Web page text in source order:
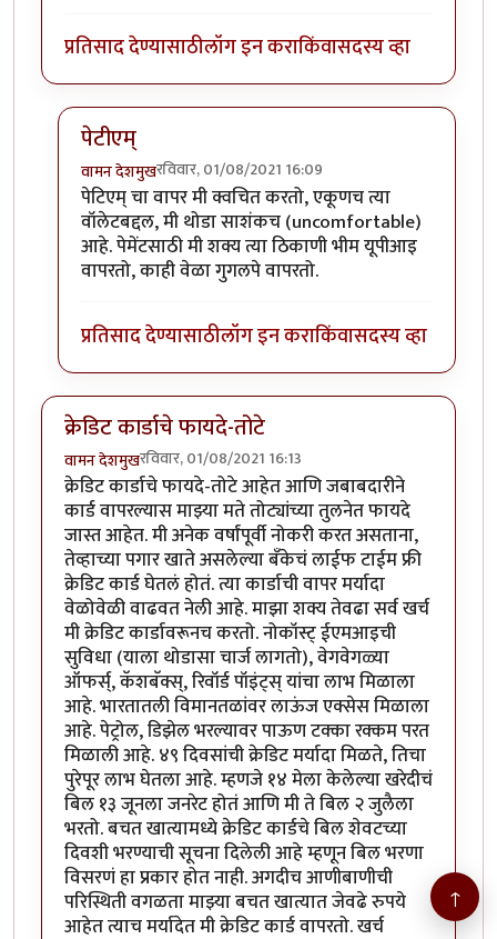
प्रतिसाद देण्यासाठीलॉग इन कराकिंवासदस्य व्हा
पेटीएम्
वामन देशमुखरविवार, 01/08/2021 16:09
In reply toपेटीयम खातं बंद करणे...byप्रा.डॉ.दिलीप बिरुटे
पेटिएम् चा वापर मी क्वचित करतो, एकूणच त्या
वॉलेटबद्दल, मी थोडा साशंकच (uncomfortable)
आहे. पेमेंटसाठी मी शक्य त्या ठिकाणी भीम यूपीआइ
वापरतो, काही वेळा गुगलपे वापरतो.
प्रतिसाद देण्यासाठीलॉग इन कराकिंवासदस्य व्हा
क्रेडिट कार्डाचे फायदे-तोटे
वामन देशमुखरविवार, 01/08/2021 16:13
क्रेडिट कार्डाचे फायदे-तोटे आहेत आणि जबाबदारीने
कार्ड वापरल्यास माझ्या मते तोट्यांच्या तुलनेत फायदे
जास्त आहेत. मी अनेक वर्षांपूर्वी नोकरी करत असताना,
तेव्हाच्या पगार खाते असलेल्या बँकेचं लाईफ टाईम फ्री
क्रेडिट कार्ड घेतलं होतं. त्या कार्डाची वापर मर्यादा
वेळोवेळी वाढवत नेली आहे. माझा शक्य तेवढा सर्व खर्च
मी क्रेडिट कार्डावरूनच करतो. नोकॉस्ट् ईएमआइची
सुविधा (याला थोडासा चार्ज लागतो), वेगवेगळ्या
ऑफर्स्, कॅशबॅक्स्, रिवॉर्ड पॉइंट्स् यांचा लाभ मिळाला
आहे. भारतातली विमानतळांवर लाऊंज एक्सेस मिळाला
आहे. पेट्रोल, डिझेल भरल्यावर पाऊण टक्का रक्कम परत
मिळाली आहे. ४९ दिवसांची क्रेडिट मर्यादा मिळते, तिचा
पुरेपूर लाभ घेतला आहे. म्हणजे १४ मेला केलेल्या खरेदीचं
बिल १३ जूनला जनरेट होतं आणि मी ते बिल २ जुलैला
भरतो. बचत खात्यामध्ये क्रेडिट कार्डचे बिल शेवटच्या
दिवशी भरण्याची सूचना दिलेली आहे म्हणून बिल भरणा
विसरणं हा प्रकार होत नाही. अगदीच आणीबाणीची
परिस्थिती वगळता माझ्या बचत खात्यात जेवढे रुपये
आहेत त्याच मर्यादेत मी क्रेडिट कार्ड वापरतो. खर्च
↑